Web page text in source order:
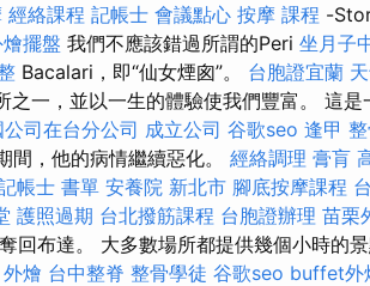
經絡課程 記帳士 會議點心 按摩 課程 -
擺盤 我們不應該錯過所謂的Peri 坐月子
Bacalari，即“仙女煙囪”。 台胞證宜蘭
一，並以一生的體驗使我們豐富。 這是
司在台分公司 成立公司 谷歌seo 逢甲
間，他的病情繼續惡化。 經絡調理 膏肓
帳士 書單 安養院 新北市 腳底按摩課程
護照過期 台北撥筋課程 台胞證辦理 苗栗
回布達。 大多數場所都提供幾個小時的
外燴 台中整脊 整骨學徒 谷歌seo buffet外